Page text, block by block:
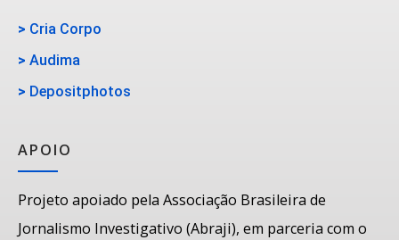
> Cria Corpo
> Audima
> Depositphotos
APOIO
Projeto apoiado pela Associação Brasileira de
Jornalismo Investigativo (Abraji), em parceria com o